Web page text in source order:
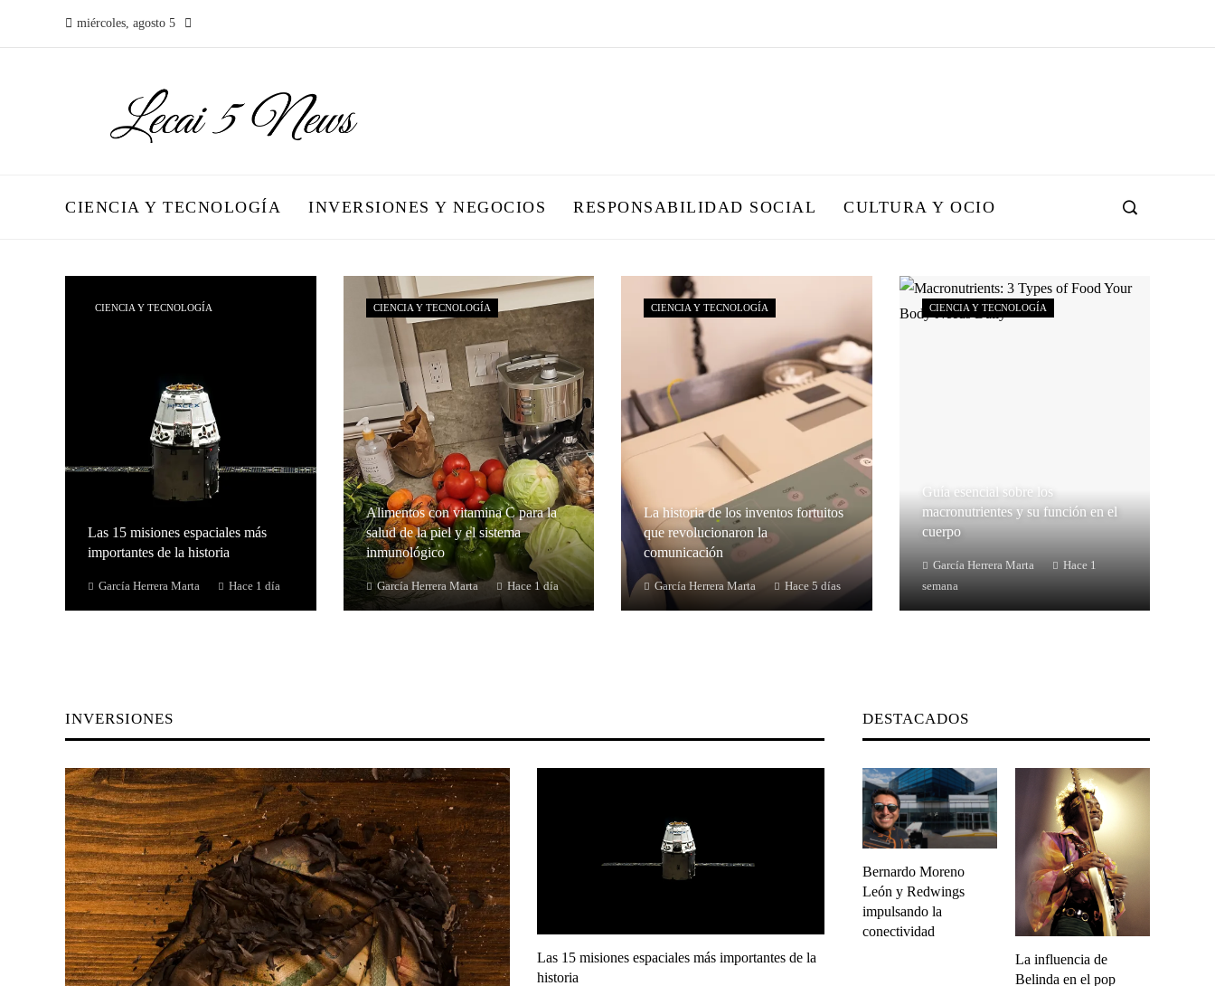
miércoles, agosto 5
CIENCIA Y TECNOLOGÍA INVERSIONES Y NEGOCIOS RESPONSABILIDAD SOCIAL CULTURA Y OCIO
CIENCIA Y TECNOLOGÍA
Las 15 misiones espaciales más
importantes de la historia
García Herrera Marta Hace 1 día
CIENCIA Y TECNOLOGÍA
Alimentos con vitamina C para la
salud de la piel y el sistema
inmunológico
García Herrera Marta Hace 1 día
CIENCIA Y TECNOLOGÍA
La historia de los inventos fortuitos
que revolucionaron la
comunicación
García Herrera Marta Hace 5 días
CIENCIA Y TECNOLOGÍA
Guía esencial sobre los
macronutrientes y su función en el
cuerpo
García Herrera Marta
Hace 1
semana
INVERSIONES
Las 15 misiones espaciales más importantes de la
historia
DESTACADOS
Bernardo Moreno
León y Redwings
impulsando la
conectividad
La influencia de
Belinda en el pop